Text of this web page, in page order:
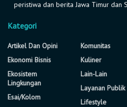
peristiwa dan berita Jawa Timur dan
Kategori
Artikel Dan Opini
Ekonomi Bisnis
Ekosistem
Lingkungan
Esai/Kolom
Komunitas
Kuliner
Lain-Lain
Layanan Publik
Lifestyle